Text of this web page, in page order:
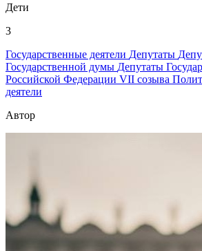
Дети
3
Государственные деятели Депутаты
Государственной думы Депутаты
Российской Федерации VII созыва
деятели
Автор